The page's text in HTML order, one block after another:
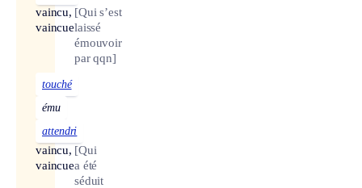
vaincu,
vaincue
[Qui s’est
laissé
émouvoir
par qqn]
touché
ému
attendri
vaincu,
vaincue
[Qui
a été
séduit